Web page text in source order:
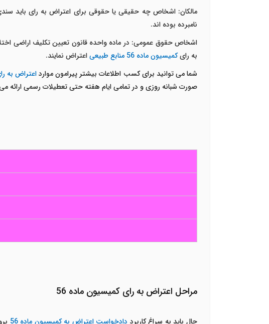
مالکان: اشخاص چه حقیقی یا حقوقی برای اعتراض به رای باید
نامبرده بوده اند.
اشخاص حقوق عمومی: در ماده واحده قانون تعیین تکلیف اراضی
به رایکمیسیون ماده 56 منابع طبیعی
اعتراض نمایند.
شما می توانید برای کسب اطلاعات بیشتر پیرامون موارداعتراض به
صورت شبانه روزی و در تمامی ایام هفته حتی تعطیلات رسمی ارائه
مراحل اعتراض به رای کمیسیون ماده 56
حال باید به سراغ کاربرد دادخواست اعتراض به کمیسیون ماده 56